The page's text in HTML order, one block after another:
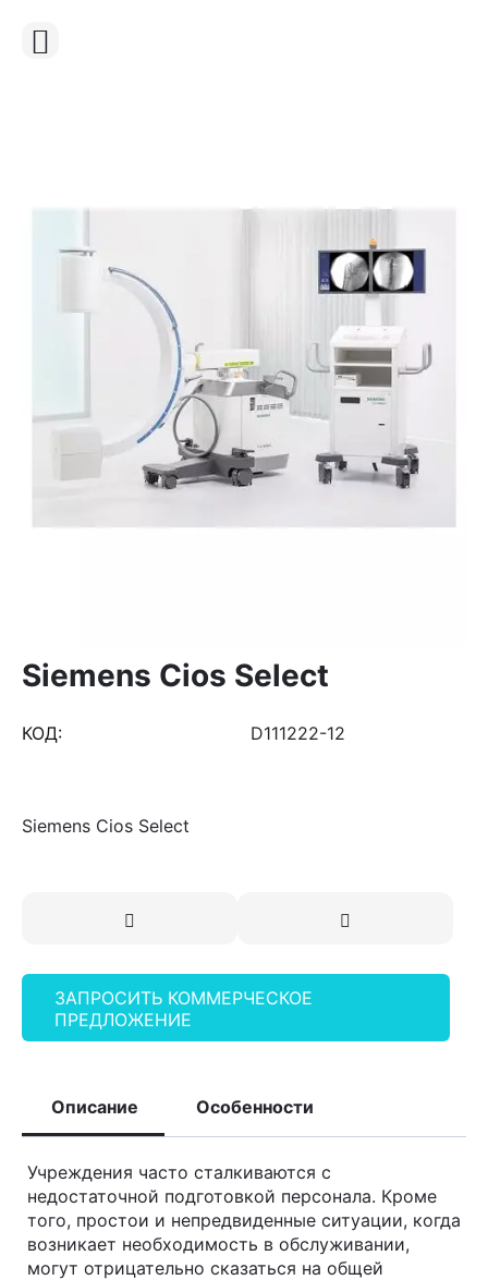
Siemens Cios Select
КОД: D111222-12
Siemens Cios Select
ЗАПРОСИТЬ КОММЕРЧЕСКОЕ
ПРЕДЛОЖЕНИЕ
Описание Особенности
Учреждения часто сталкиваются с
недостаточной подготовкой персонала. Кроме
того, простои и непредвиденные ситуации, когда
возникает необходимость в обслуживании,
могут отрицательно сказаться на общей